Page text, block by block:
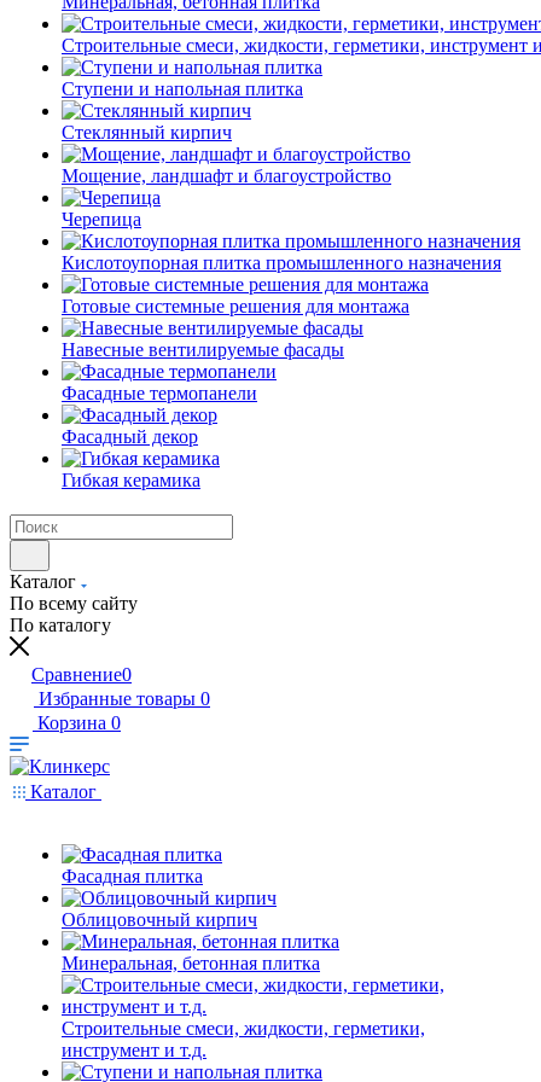
Строительные смеси, жидкости, герметики, инструмент
Ступени и напольная плитка
Cтеклянный кирпич
Мощение, ландшафт и благоустройство
Черепица
Кислотоупорная плитка промышленного назначения
Готовые системные решения для монтажа
Навесные вентилируемые фасады
Фасадные термопанели
Фасадный декор
Гибкая керамика
Каталог
По всему сайту
По каталогу
Сравнение0
Избранные товары 0
Корзина 0
Каталог
Фасадная плитка
Облицовочный кирпич
Минеральная, бетонная плитка
Строительные смеси, жидкости, герметики,
инструмент и т.д.